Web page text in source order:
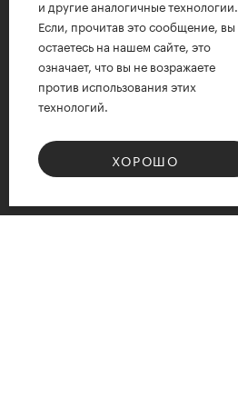
и другие аналогичные технологии.
Если, прочитав это сообщение, вы
остаетесь на нашем сайте, это
означает, что вы не возражаете
против использования этих
технологий.
ХОРОШО